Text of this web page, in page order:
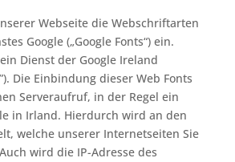
Webseite die Webschriftarten
Google („Google Fonts“) ein.
Dienst der Google Ireland
Die Einbindung dieser Web Fonts
Serveraufruf, in der Regel ein
in Irland. Hierdurch wird an den
welche unserer Internetseiten Sie
wird die IP-Adresse des